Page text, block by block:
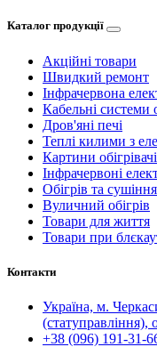
Каталог продукції
Акційні товари
Швидкий ремонт
Інфрачервона
Кабельні системи
Дров'яні печі
Теплі килими з
Картини
Інфрачервоні
Обігрів та сушіння
Вуличний обігрів
Товари для життя
Товари при
Контакти
Україна, м.
(статуправління),
+38 (096) 191-31-